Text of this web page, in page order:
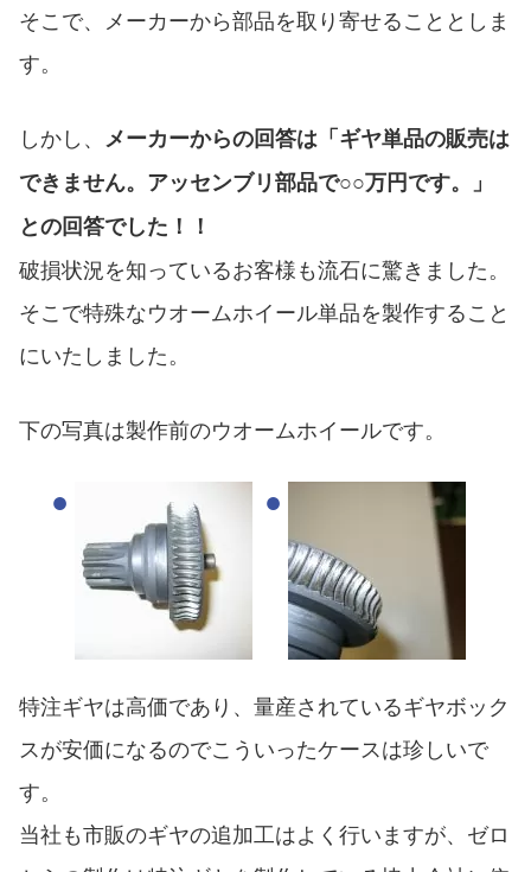
そこで、メーカーから部品を取り寄せることとしま
す。
しかし、 メーカーからの回答は「ギヤ単品の販売は
できません。アッセンブリ部品で○○万円です。」
との回答でした！！
破損状況を知っているお客様も流石に驚きました。
そこで特殊なウオームホイール単品を製作すること
にいたしました。
下の写真は製作前のウオームホイールです。
特注ギヤは高価であり、量産されているギヤボック
スが安価になるのでこういったケースは珍しいで
す。
当社も市販のギヤの追加工はよく行いますが、ゼロ